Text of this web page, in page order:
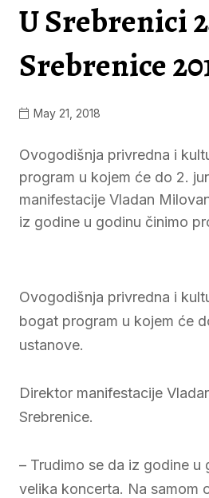
U Srebrenici
Srebrenice
May 21, 2018
Ovogodišnja privredna i
program u kojem će do 2.
manifestacije Vladan
iz godine u godinu činimo
Ovogodišnja privredna i
bogat program u kojem će
ustanove.
Direktor manifestacije
Srebrenice.
– Trudimo se da iz godine
velika koncerta. Na samom